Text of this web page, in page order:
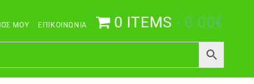
ΜΟΥ ΕΠΙΚΟΙΝΩΝΊΑ 0 ITEMS 0.00€